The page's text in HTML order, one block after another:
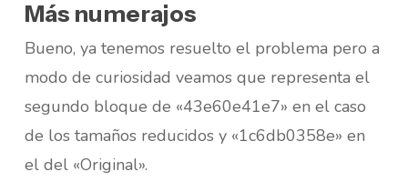
Más numerajos
Bueno, ya tenemos resuelto el problema pero a
modo de curiosidad veamos que representa el
segundo bloque de «43e60e41e7» en el caso
de los tamaños reducidos y «1c6db0358e» en
el del «Original».